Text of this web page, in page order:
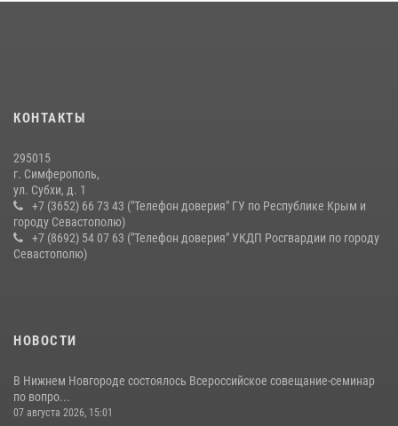
10 июля 2026, 15:10
КОНТАКТЫ
295015
г. Симферополь,
ул. Субхи, д. 1
+7 (3652) 66 73 43 ("Телефон доверия" ГУ по Республике Крым и
городу Севастополю)
+7 (8692) 54 07 63 ("Телефон доверия" УКДП Росгвардии по городу
Севастополю)
НОВОСТИ
В Нижнем Новгороде состоялось Всероссийское совещание-семинар
по вопро...
07 августа 2026, 15:01